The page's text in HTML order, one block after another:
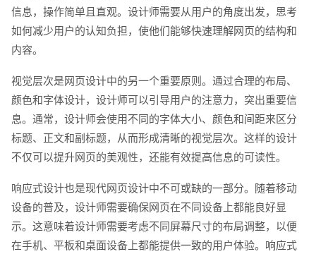
信息，操作简单且直观。设计师需要从用户的角度出发，思考
如何减少用户的认知负担，使他们能够快速理解网页的结构和
内容。
视觉层次是网页设计中的另一个重要原则。通过合理的布局、
颜色和字体设计，设计师可以引导用户的注意力，突出重要信
息。通常，设计师会使用不同的字体大小、颜色和间距来区分
标题、正文和副标题，从而形成清晰的视觉层次。这样的设计
不仅可以提升网页的美观性，还能有效提高信息的可读性。
响应式设计也是现代网页设计中不可或缺的一部分。随着移动
设备的普及，设计师需要确保网页在不同设备上都能良好显
示。这意味着设计师需要考虑不同屏幕尺寸的布局调整，以便
在手机、平板和桌面设备上都能提供一致的用户体验。响应式